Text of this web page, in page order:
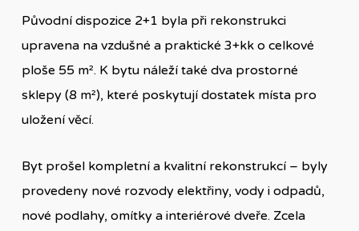
Původní dispozice 2+1 byla při rekonstrukci
upravena na vzdušné a praktické 3+kk o celkové
ploše 55 m². K bytu náleží také dva prostorné
sklepy (8 m²), které poskytují dostatek místa pro
uložení věcí.
Byt prošel kompletní a kvalitní rekonstrukcí – byly
provedeny nové rozvody elektřiny, vody i odpadů,
nové podlahy, omítky a interiérové dveře. Zcela